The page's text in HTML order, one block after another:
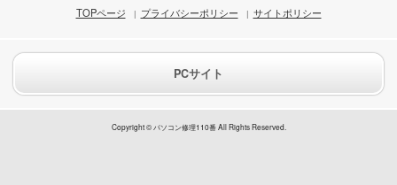
TOPページ プライバシーポリシー サイトポリシー
PCサイト
Copyright © パソコン修理110番 All Rights Reserved.